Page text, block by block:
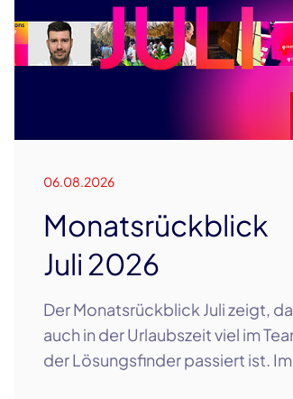
06.08.2026
Monatsrückblick
Juli 2026
Der Monatsrückblick Juli zeigt,
auch in der Urlaubszeit viel im
der Lösungsfinder passiert ist.